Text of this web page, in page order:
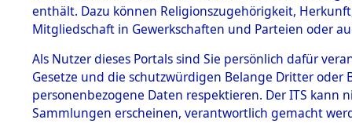
1.
mente
5. Verschiedenes
5.3
Todesmärsche
Haag/
0001
enthält. Dazu können Religionszugehörigkeit,
Mitgliedschaft in Gewerkschaften und Parteien oder
Als Nutzer dieses Portals sind Sie persönlich dafür
Gesetze und die schutzwürdigen Belange Dritter
personenbezogene Daten respektieren. Der ITS
Sammlungen erscheinen, verantwortlich gemacht